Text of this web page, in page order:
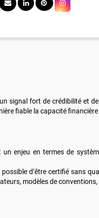
signal fort de crédibilité et
fiable la capacité
enjeu en termes de
d’être certifié sans
modèles de